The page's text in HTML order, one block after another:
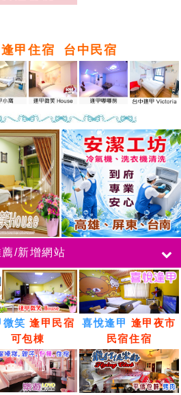
逢甲住宿 台中民宿
薦/新增網站
微笑 逢甲民宿
可包棟
喜悅逢甲 逢甲夜市
民宿住宿